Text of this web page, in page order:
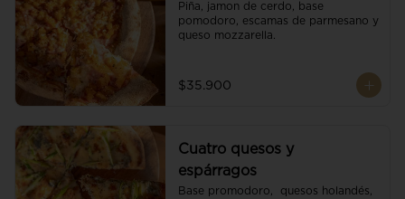
Piña, jamon de cerdo, base
pomodoro, escamas de parmesano y
queso mozzarella.
$35.900
Cuatro quesos y
espárragos
Base promodoro,  quesos holandés,